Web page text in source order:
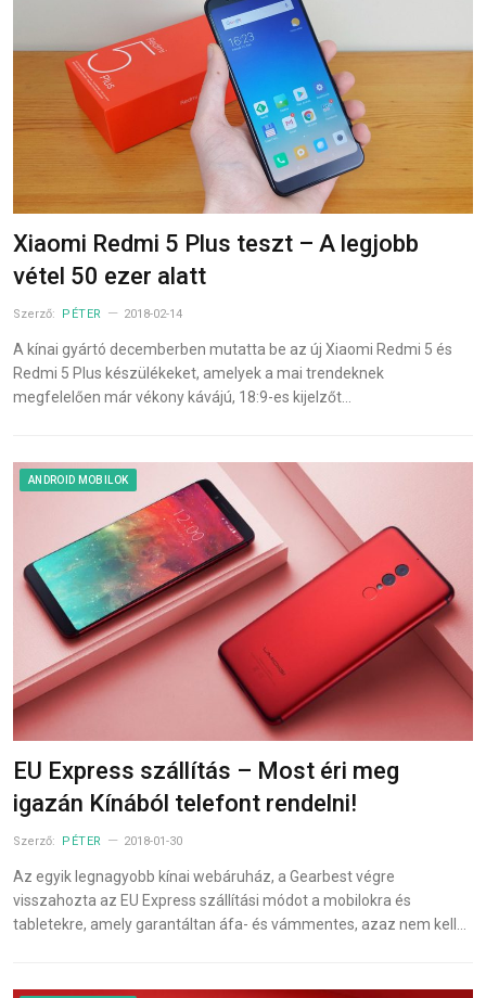
Xiaomi Redmi 5 Plus teszt – A legjobb
vétel 50 ezer alatt
Szerző: PÉTER 2018-02-14
A kínai gyártó decemberben mutatta be az új Xiaomi Redmi 5 és
Redmi 5 Plus készülékeket, amelyek a mai trendeknek
megfelelően már vékony kávájú, 18:9-es kijelzőt…
ANDROID MOBILOK
EU Express szállítás – Most éri meg
igazán Kínából telefont rendelni!
Szerző: PÉTER 2018-01-30
Az egyik legnagyobb kínai webáruház, a Gearbest végre
visszahozta az EU Express szállítási módot a mobilokra és
tabletekre, amely garantáltan áfa- és vámmentes, azaz nem kell…